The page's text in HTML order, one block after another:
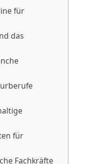
für
das
für
Fachkräfte